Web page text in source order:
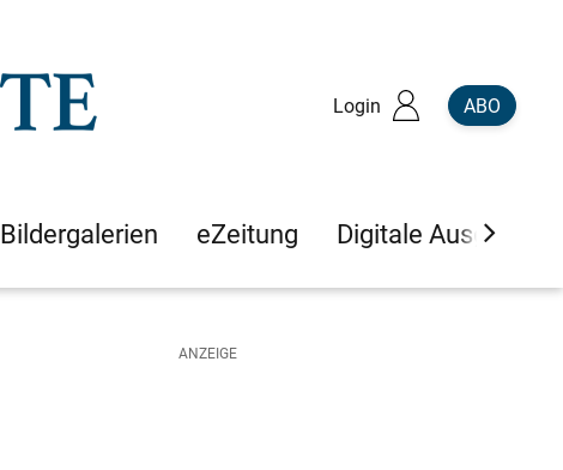
Login ABO
Bildergalerien eZeitung Digitale Ausgaben